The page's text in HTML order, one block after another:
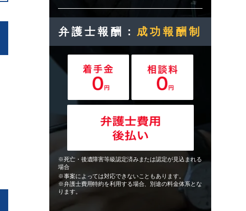
弁護士報酬： 成功報酬制
※死亡・後遺障害等級認定済みまたは認定が見込まれる
場合
※事案によっては対応できないこともあります。
※弁護士費用特約を利用する場合、別途の料金体系とな
ります。